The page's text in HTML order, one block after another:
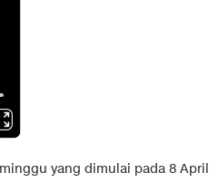
yang dimulai pada 8 April